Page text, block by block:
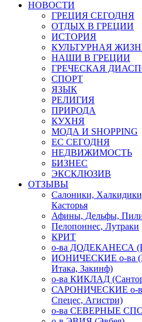
НОВОСТИ
ГРЕЦИЯ СЕГОДНЯ
ОТДЫХ В ГРЕЦИИ
ИСТОРИЯ
КУЛЬТУРНАЯ
НАШИ В ГРЕЦИИ
ГРЕЧЕСКАЯ
СПОРТ
ЯЗЫК
РЕЛИГИЯ
ПРИРОДА
КУХНЯ
МОДА И SHOPPING
ЕС СЕГОДНЯ
НЕДВИЖИМОСТЬ
БИЗНЕС
ЭКСКЛЮЗИВ
ОТЗЫВЫ
Салоники,
Касторья
Афины, Дельфы,
Пелопоннес, Лутраки
КРИТ
о-ва ДОДЕКАНЕСА
ИОНИЧЕСКИЕ о-ва
Итака, Закинф)
о-ва КИКЛАД
САРОНИЧЕСКИЕ о-ва
Спецес, Агистри)
о-ва СЕВЕРНЫЕ